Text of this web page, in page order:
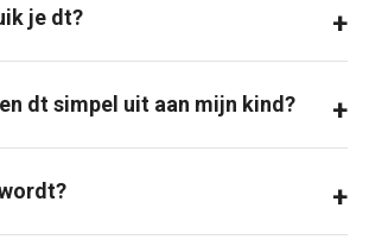
je dt?
dt simpel uit aan mijn kind?